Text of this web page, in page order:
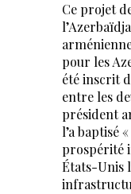
Ce projet
pour les
été inscrit
entre les
président
l’a baptisé
prospérité
États-Unis